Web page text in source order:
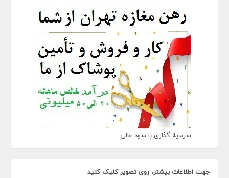
سرمایه گذاری با سود عالی
جهت اطلاعات بیشتر، روی تصویر کلیک کنید